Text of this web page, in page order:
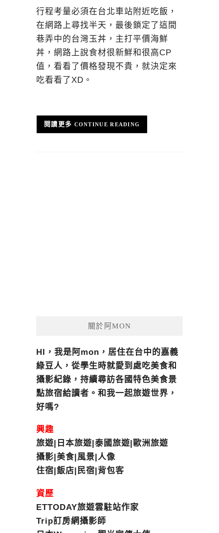
行程考量必須在台北車站附近吃飯，
在網路上尋找半天，最後鎖定了這間
巷弄中的台灣玉丼，主打平價海鮮
丼，網路上說食材很新鮮和很高CP
值，看看了價格發現不貴，就決定來
吃看看了XD。
CONTINUE READING
關於阿MON
HI，我是阿mon，居住在台中的嘉義
綠豆人，從學生時就愛到處吃美食和
攝影紀錄，持續尋訪各國特色美食景
點旅宿給讀者。和我一起旅遊世界，
好嗎?
興趣
旅遊|日本旅遊|泰國旅遊|歐洲旅遊
攝影|美食|風景|人像
住宿|飯店|民宿|背包客
資歷
ETTODAY旅遊雲駐站作家
Trip訂房網攝影師